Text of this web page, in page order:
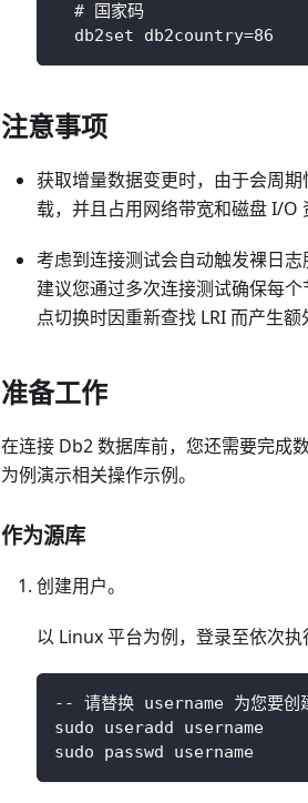
  # 国家码
  db2set db2country=86
注意事项
获取增量数据变更时，由于会周
载，并且占用网络带宽和磁盘 I/O
考虑到连接测试会自动触发裸日
建议您通过多次连接测试确保每
点切换时因重新查找 LRI 而产生额
准备工作
在连接 Db2 数据库前，您还需要完成
为例演示相关操作示例。
作为源库
创建用户。
以 Linux 平台为例，登录至依次
-- 请替换 username 为您要创
sudo useradd username
sudo passwd username